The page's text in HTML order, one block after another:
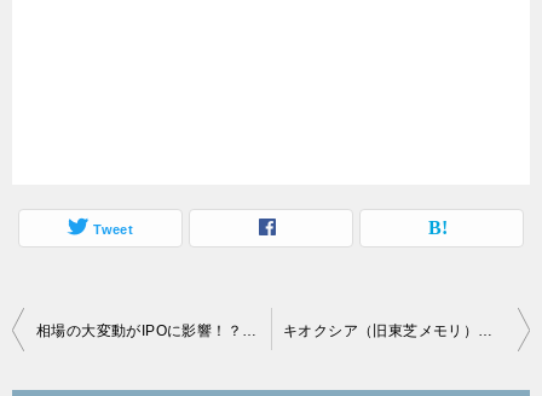
Tweet
投
相場の大変動がIPOに影響！？2024年9月のIPOが出てこない！ キオクシア（旧東芝メモリ）も10月上場予定！？10月に大型が2つも来るか？